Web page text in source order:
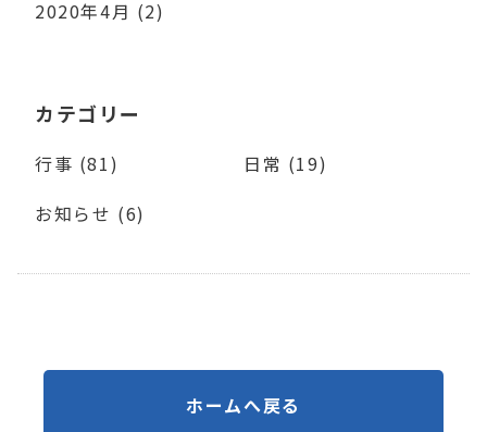
2020年4月 (2)
カテゴリー
行事 (81)
日常 (19)
お知らせ (6)
ホームへ戻る